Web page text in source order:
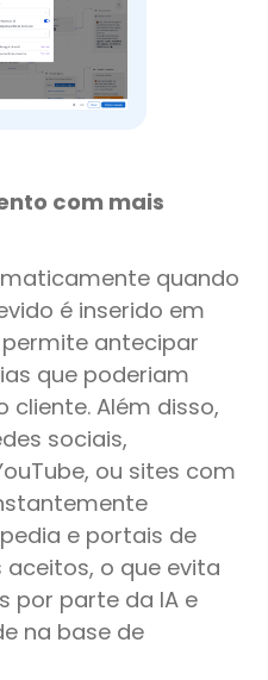
com mais
quando
é inserido em
permite antecipar
que poderiam
cliente. Além disso,
sociais,
ou sites com
e portais de
o que evita
por parte da IA e
na base de